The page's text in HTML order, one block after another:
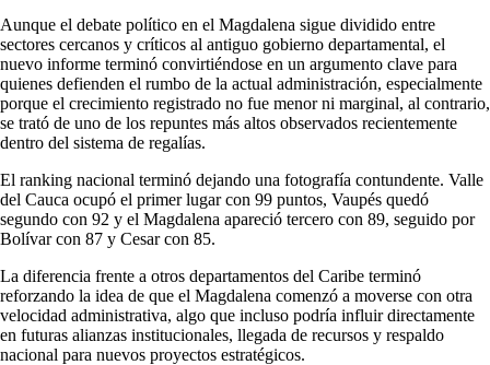
Aunque el debate político en el Magdalena sigue dividido entre
sectores cercanos y críticos al antiguo gobierno departamental, el
nuevo informe terminó convirtiéndose en un argumento clave para
quienes defienden el rumbo de la actual administración, especialmente
porque el crecimiento registrado no fue menor ni marginal, al contrario,
se trató de uno de los repuntes más altos observados recientemente
dentro del sistema de regalías.
El ranking nacional terminó dejando una fotografía contundente. Valle
del Cauca ocupó el primer lugar con 99 puntos, Vaupés quedó
segundo con 92 y el Magdalena apareció tercero con 89, seguido por
Bolívar con 87 y Cesar con 85.
La diferencia frente a otros departamentos del Caribe terminó
reforzando la idea de que el Magdalena comenzó a moverse con otra
velocidad administrativa, algo que incluso podría influir directamente
en futuras alianzas institucionales, llegada de recursos y respaldo
nacional para nuevos proyectos estratégicos.